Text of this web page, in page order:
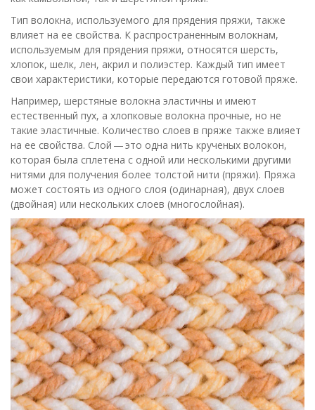
Тип волокна, используемого для прядения пряжи, также
влияет на ее свойства. К распространенным волокнам,
используемым для прядения пряжи, относятся шерсть,
хлопок, шелк, лен, акрил и полиэстер. Каждый тип имеет
свои характеристики, которые передаются готовой пряже.
Например, шерстяные волокна эластичны и имеют
естественный пух, а хлопковые волокна прочные, но не
такие эластичные. Количество слоев в пряже также влияет
на ее свойства. Слой — это одна нить крученых волокон,
которая была сплетена с одной или несколькими другими
нитями для получения более толстой нити (пряжи). Пряжа
может состоять из одного слоя (одинарная), двух слоев
(двойная) или нескольких слоев (многослойная).